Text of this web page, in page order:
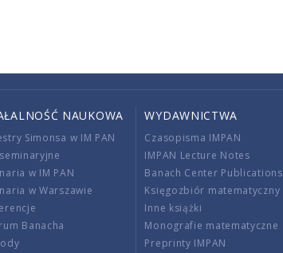
NAUKOWA
Simonsa w IM PAN
w IM PAN
w Warszawie
Banacha
WYDAWNICTWA
Czasopisma IMPAN
IMPAN Lecture Notes
Banach Center Publications
Księgozbiór matematyczny
Inne książki
Monografie matematyczne
Preprinty IMPAN